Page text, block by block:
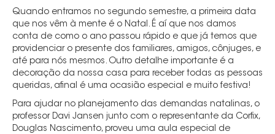
Quando entramos no segundo semestre, a primeira data
que nos vêm à mente é o Natal. É aí que nos damos
conta de como o ano passou rápido e que já temos que
providenciar o presente dos familiares, amigos, cônjuges, e
até para nós mesmos. Outro detalhe importante é a
decoração da nossa casa para receber todas as pessoas
queridas, afinal é uma ocasião especial e muito festiva!
Para ajudar no planejamento das demandas natalinas, o
professor Davi Jansen junto com o representante da Corfix,
Douglas Nascimento, proveu uma aula especial de